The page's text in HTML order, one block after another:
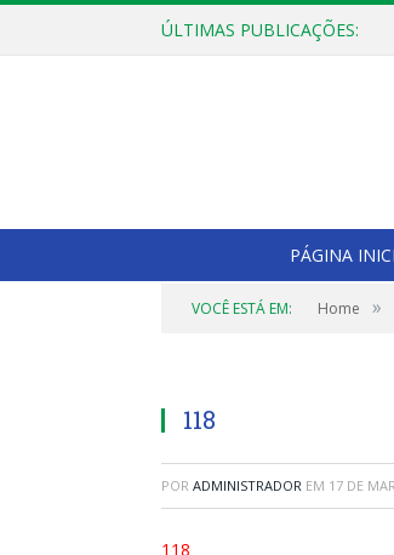
ÚLTIMAS PUBLICAÇÕES:
PÁGINA
VOCÊ ESTÁ EM: Home »
118
POR ADMINISTRADOR EM 17 DE
118